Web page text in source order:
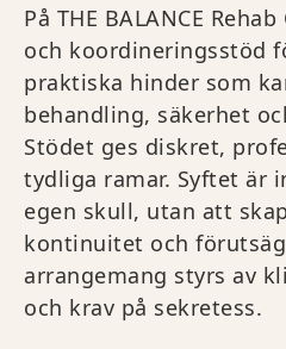
På THE BALANCE
och koordineringsstöd
praktiska hinder som
behandling, säkerhet
Stödet ges diskret,
tydliga ramar. Syftet är
egen skull, utan att
kontinuitet och
arrangemang styrs av
och krav på sekretess.